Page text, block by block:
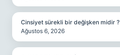
Cinsiyet sürekli bir değişken midir ?
Ağustos 6, 2026